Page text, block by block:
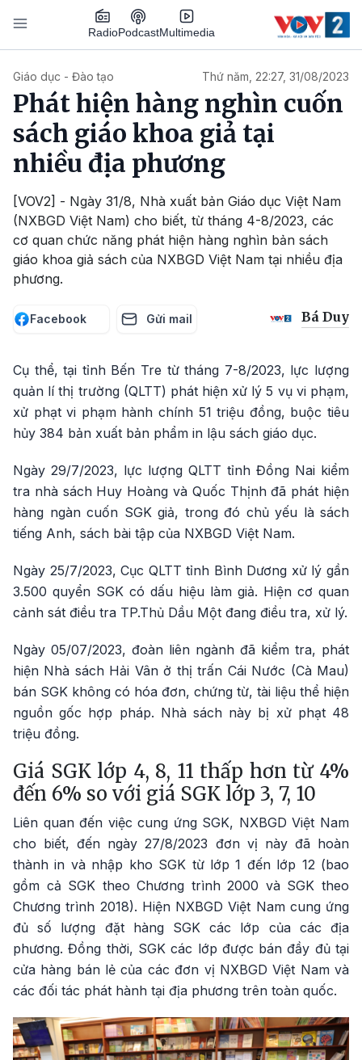
Nhảy đến nội dung
RadioPodcastMultimedia
Giáo dục - Đào tạo Thứ năm, 22:27, 31/08/2023
Phát hiện hàng nghìn cuốn
sách giáo khoa giả tại
nhiều địa phương
[VOV2] - Ngày 31/8, Nhà xuất bản Giáo dục Việt Nam
(NXBGD Việt Nam) cho biết, từ tháng 4-8/2023, các
cơ quan chức năng phát hiện hàng nghìn bản sách
giáo khoa giả sách của NXBGD Việt Nam tại nhiều địa
phương.
Facebook Gửi mail Bá Duy
Cụ thể, tại tỉnh Bến Tre từ tháng 7-8/2023, lực lượng
quản lí thị trường (QLTT) phát hiện xử lý 5 vụ vi phạm,
xử phạt vi phạm hành chính 51 triệu đồng, buộc tiêu
hủy 384 bản xuất bản phẩm in lậu sách giáo dục.
Ngày 29/7/2023, lực lượng QLTT tỉnh Đồng Nai kiểm
tra nhà sách Huy Hoàng và Quốc Thịnh đã phát hiện
hàng ngàn cuốn SGK giả, trong đó chủ yếu là sách
tiếng Anh, sách bài tập của NXBGD Việt Nam.
Ngày 25/7/2023, Cục QLTT tỉnh Bình Dương xử lý gần
3.500 quyển SGK có dấu hiệu làm giả. Hiện cơ quan
cảnh sát điều tra TP.Thủ Dầu Một đang điều tra, xử lý.
Ngày 05/07/2023, đoàn liên ngành đã kiểm tra, phát
hiện Nhà sách Hải Vân ở thị trấn Cái Nước (Cà Mau)
bán SGK không có hóa đơn, chứng từ, tài liệu thể hiện
nguồn gốc hợp pháp. Nhà sách này bị xử phạt 48
triệu đồng.
Giá SGK lớp 4, 8, 11 thấp hơn từ 4%
đến 6% so với giá SGK lớp 3, 7, 10
Liên quan đến việc cung ứng SGK, NXBGD Việt Nam
cho biết, đến ngày 27/8/2023 đơn vị này đã hoàn
thành in và nhập kho SGK từ lớp 1 đến lớp 12 (bao
gồm cả SGK theo Chương trình 2000 và SGK theo
Chương trình 2018). Hiện NXBGD Việt Nam cung ứng
đủ số lượng đặt hàng SGK các lớp của các địa
phương. Đồng thời, SGK các lớp được bán đầy đủ tại
cửa hàng bán lẻ của các đơn vị NXBGD Việt Nam và
các đối tác phát hành tại địa phương trên toàn quốc.